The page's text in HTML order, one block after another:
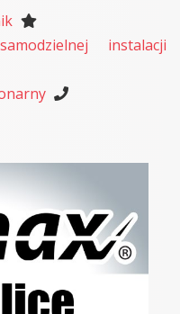
instalacji